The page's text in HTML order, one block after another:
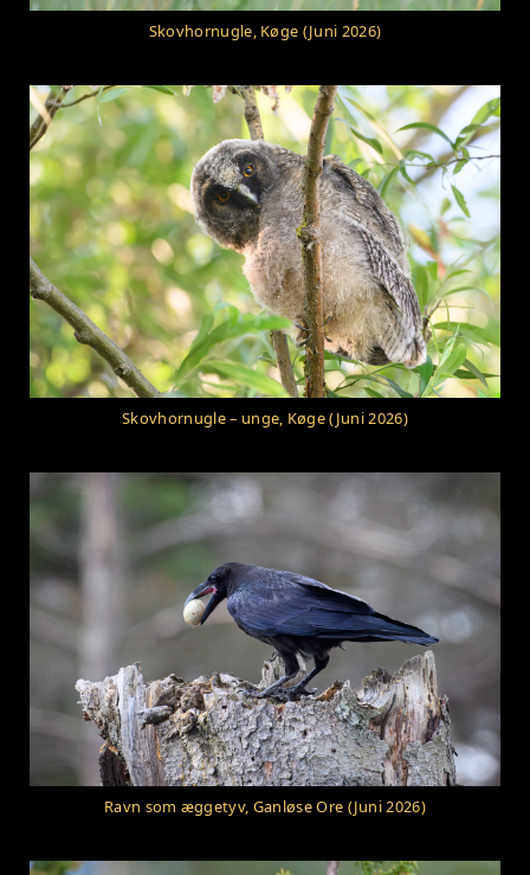
Skovhornugle, Køge (Juni 2026)
Skovhornugle – unge, Køge (Juni 2026)
Ravn som æggetyv, Ganløse Ore (Juni 2026)